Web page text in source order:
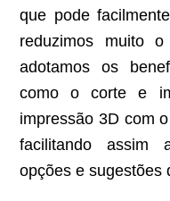
que pode
reduzimos muito
adotamos os
como o corte e
impressão 3D com
facilitando assim
opções e sugestões